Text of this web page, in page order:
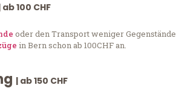
ab 100 CHF
oder den Transport weniger Gegenstände
in Bern schon ab 100CHF an.
| ab 150 CHF